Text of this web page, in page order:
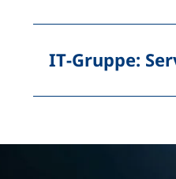
IT-Gruppe: